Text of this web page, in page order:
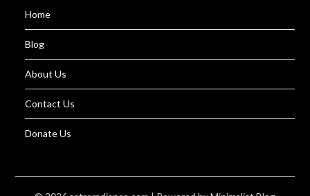
Home
Blog
About Us
Contact Us
Donate Us